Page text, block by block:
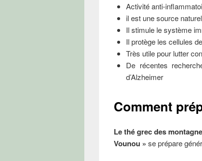
Activité anti-
il est une source
Il stimule le système
Il protège les cellules
Très utile pour lutter
De récentes
d’Alzheimer
Comment
Le thé grec des
Vounou » se prépare